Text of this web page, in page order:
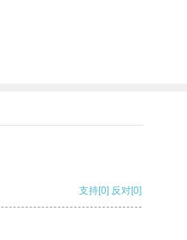
支持[0] 反对[0]